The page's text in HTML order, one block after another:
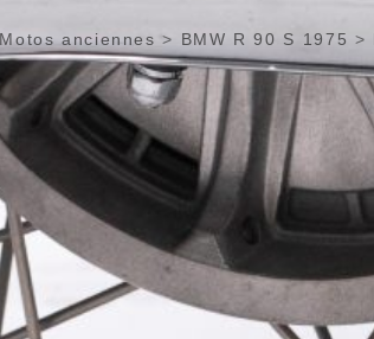
Motos anciennes > BMW R 90 S 1975 >